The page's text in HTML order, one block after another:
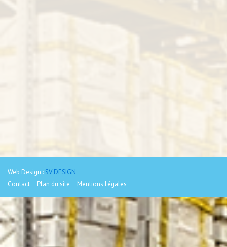
Web Design : SV DESIGN
Contact
Plan du site Mentions Légales